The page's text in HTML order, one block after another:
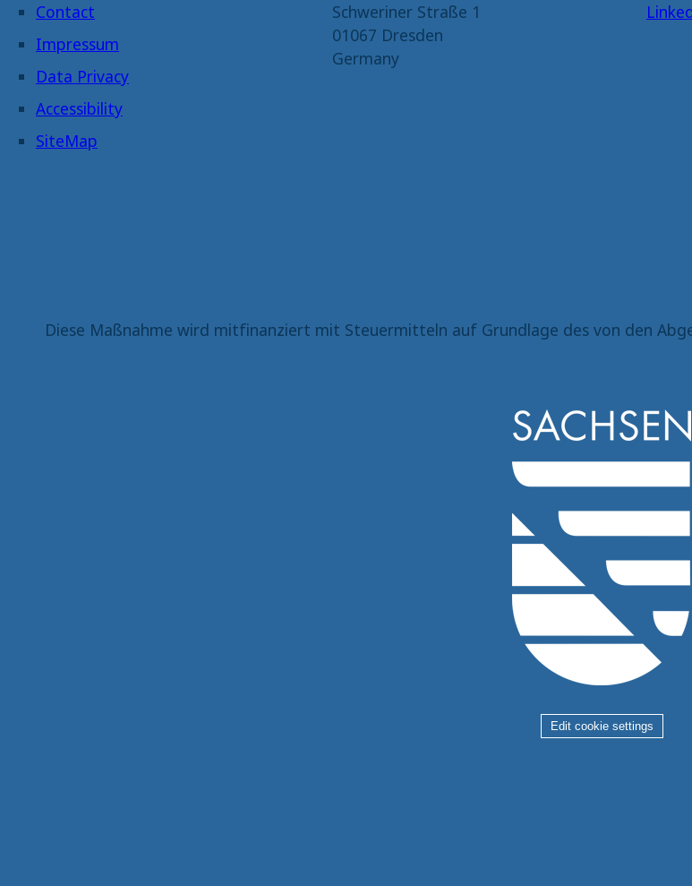
Contact
Impressum
Data Privacy
Accessibility
SiteMap
Schweriner Straße 1
01067 Dresden
Germany
Diese Maßnahme wird mitfinanziert mit Steuermitteln auf Grundlage des von den
Edit cookie settings